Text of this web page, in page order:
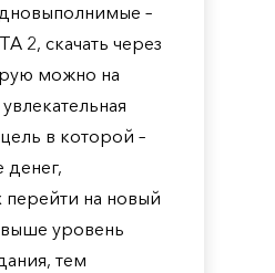
–
2, скачать через
можно на
в которой –
денег,
на новый
уровень
тем